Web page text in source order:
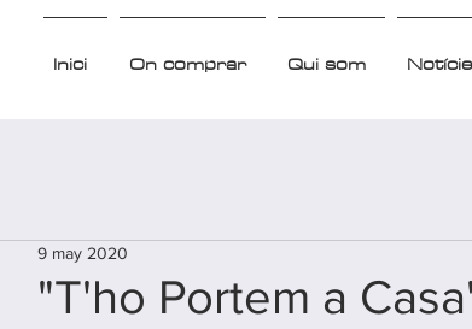
Inici On comprar Qui som
"T'ho Portem a
9 may 2020